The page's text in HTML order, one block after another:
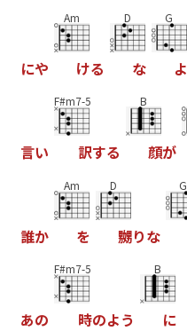
にや
Am
ける
D
な
G
よ
言い
F#m7-5
訳する
B
顔が
誰か
Am
を
D
嬲りな
G
あの
F#m7-5
時のよう
B
に